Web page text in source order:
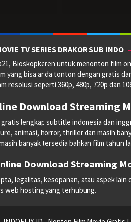
TV SERIES DRAKOR SUB INDO
Bioskopkeren untuk menonton film
yang bisa anda tonton dengan gratis
resolusi seperti 360p, 480p, 720p dan
Download Streaming
lengkap subtitle indonesia dan
animasi, horror, thriller dan masih
banyak tersedia bahkan film tahun
Download Streaming
legalitas, kesopanan, atau aspek
web hosting yang terhubung.